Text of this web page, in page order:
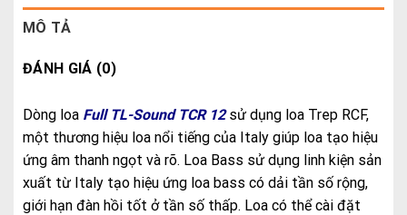
MÔ TẢ
ĐÁNH GIÁ (0)
Dòng loa Full TL-Sound TCR 12 sử dụng loa Trep RCF,
một thương hiệu loa nổi tiếng của Italy giúp loa tạo hiệu
ứng âm thanh ngọt và rõ. Loa Bass sử dụng linh kiện sản
xuất từ Italy tạo hiệu ứng loa bass có dải tần số rộng,
giới hạn đàn hồi tốt ở tần số thấp. Loa có thể cài đặt